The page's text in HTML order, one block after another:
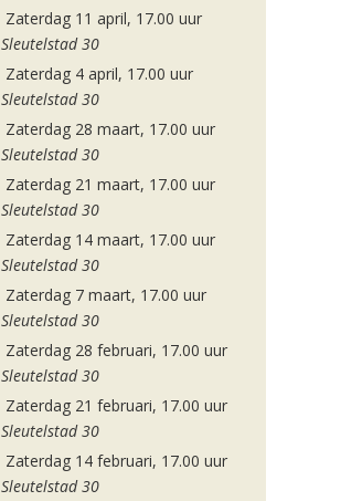
Zaterdag 11 april, 17.00 uur
Sleutelstad 30
Zaterdag 4 april, 17.00 uur
Sleutelstad 30
Zaterdag 28 maart, 17.00 uur
Sleutelstad 30
Zaterdag 21 maart, 17.00 uur
Sleutelstad 30
Zaterdag 14 maart, 17.00 uur
Sleutelstad 30
Zaterdag 7 maart, 17.00 uur
Sleutelstad 30
Zaterdag 28 februari, 17.00 uur
Sleutelstad 30
Zaterdag 21 februari, 17.00 uur
Sleutelstad 30
Zaterdag 14 februari, 17.00 uur
Sleutelstad 30